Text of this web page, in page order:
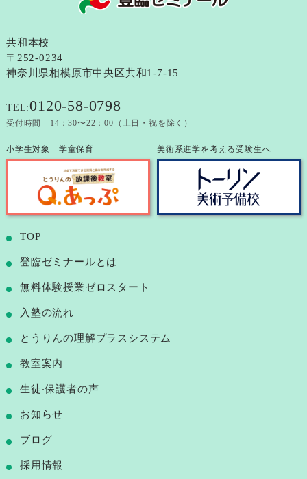
共和本校
〒252-0234
神奈川県相模原市中央区共和1-7-15
TEL:0120-58-0798
受付時間 14：30〜22：00（土日・祝を除く）
小学生対象 学童保育 美術系進学を考える受験生へ
TOP
登臨ゼミナールとは
無料体験授業ゼロスタート
⼊塾の流れ
とうりんの理解プラスシステム
教室案内
⽣徒‧保護者の声
お知らせ
ブログ
採用情報